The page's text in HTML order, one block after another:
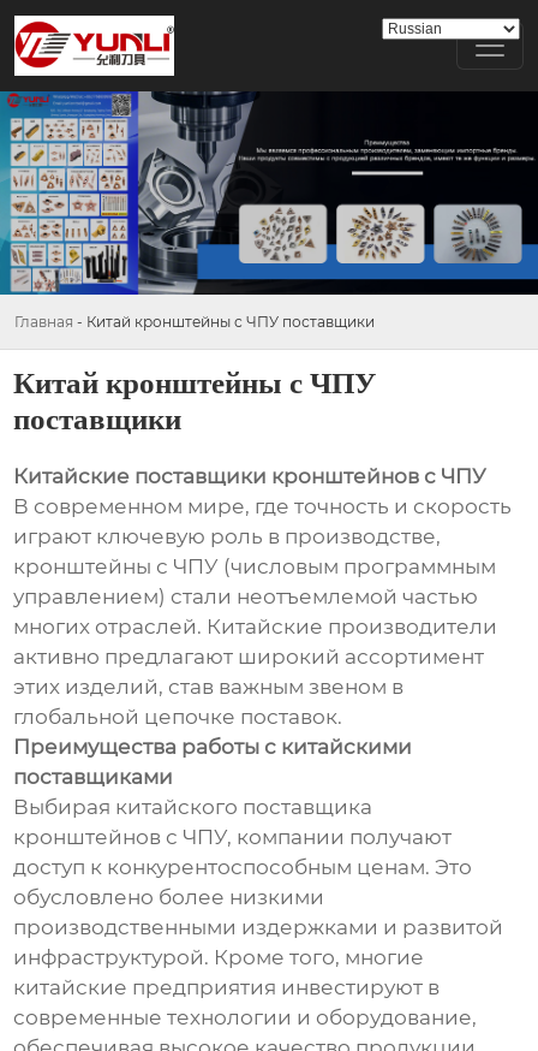
Главная - Китай кронштейны с ЧПУ поставщики
Китай кронштейны с ЧПУ
поставщики
Китайские поставщики кронштейнов с ЧПУ
В современном мире, где точность и скорость
играют ключевую роль в производстве,
кронштейны с ЧПУ (числовым программным
управлением) стали неотъемлемой частью
многих отраслей. Китайские производители
активно предлагают широкий ассортимент
этих изделий, став важным звеном в
глобальной цепочке поставок.
Преимущества работы с китайскими
поставщиками
Выбирая китайского поставщика
кронштейнов с ЧПУ, компании получают
доступ к конкурентоспособным ценам. Это
обусловлено более низкими
производственными издержками и развитой
инфраструктурой. Кроме того, многие
китайские предприятия инвестируют в
современные технологии и оборудование,